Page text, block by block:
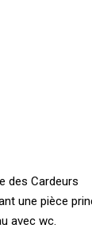
des Cardeurs
une pièce
avec wc.